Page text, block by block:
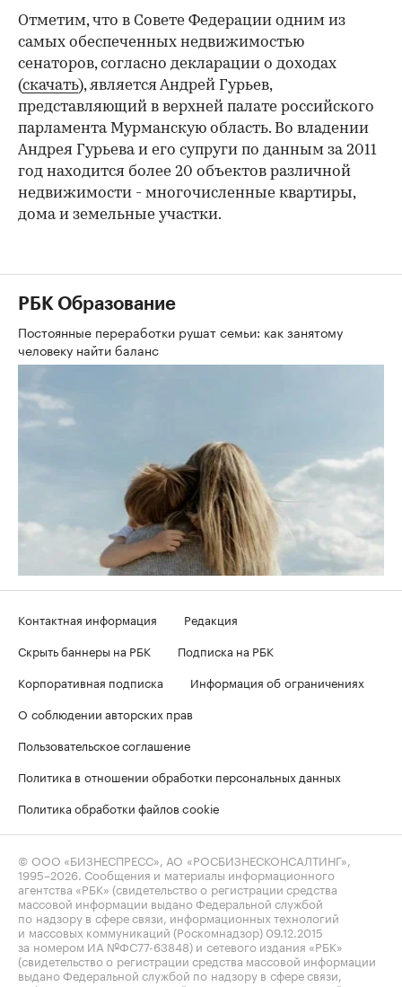
Отметим, что в Совете Федерации одним из
самых обеспеченных недвижимостью
сенаторов, согласно декларации о доходах
(скачать), является Андрей Гурьев,
представляющий в верхней палате российского
парламента Мурманскую область. Во владении
Андрея Гурьева и его супруги по данным за 2011
год находится более 20 объектов различной
недвижимости - многочисленные квартиры,
дома и земельные участки.
РБК Образование
Постоянные переработки рушат семьи: как занятому
человеку найти баланс
Контактная информация
Редакция
Скрыть баннеры на РБК
Подписка на РБК
Корпоративная подписка
Информация об ограничениях
О соблюдении авторских прав
Пользовательское соглашение
Политика в отношении обработки персональных данных
Политика обработки файлов cookie
© ООО «БИЗНЕСПРЕСС», АО «РОСБИЗНЕСКОНСАЛТИНГ»,
1995–2026. Сообщения и материалы информационного
агентства «РБК» (свидетельство о регистрации средства
массовой информации выдано Федеральной службой
по надзору в сфере связи, информационных технологий
и массовых коммуникаций (Роскомнадзор) 09.12.2015
за номером ИА №ФС77-63848) и сетевого издания «РБК»
(свидетельство о регистрации средства массовой информации
выдано Федеральной службой по надзору в сфере связи,